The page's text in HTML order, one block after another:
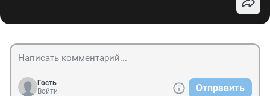
Гость
Войти
Отправить